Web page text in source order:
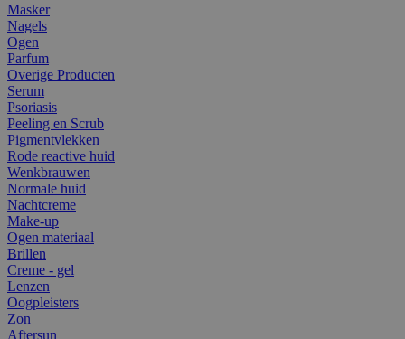
Masker
Nagels
Ogen
Parfum
Overige Producten
Serum
Psoriasis
Peeling en Scrub
Pigmentvlekken
Rode reactive huid
Wenkbrauwen
Normale huid
Nachtcreme
Make-up
Ogen materiaal
Brillen
Creme - gel
Lenzen
Oogpleisters
Zon
Aftersun